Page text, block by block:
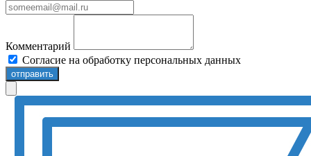
Комментарий
Согласие на обработку персональных данных
отправить